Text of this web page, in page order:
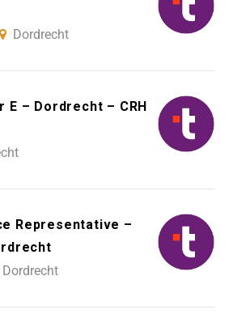
Dordrecht
E – Dordrecht – CRH
Representative –
Dordrecht